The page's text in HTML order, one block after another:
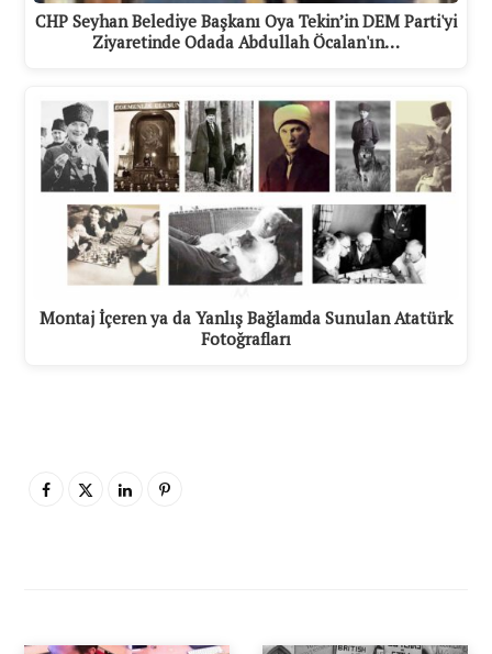
CHP Seyhan Belediye Başkanı Oya Tekin’in DEM Parti'yi
Ziyaretinde Odada Abdullah Öcalan'ın…
Montaj İçeren ya da Yanlış Bağlamda Sunulan Atatürk
Fotoğrafları